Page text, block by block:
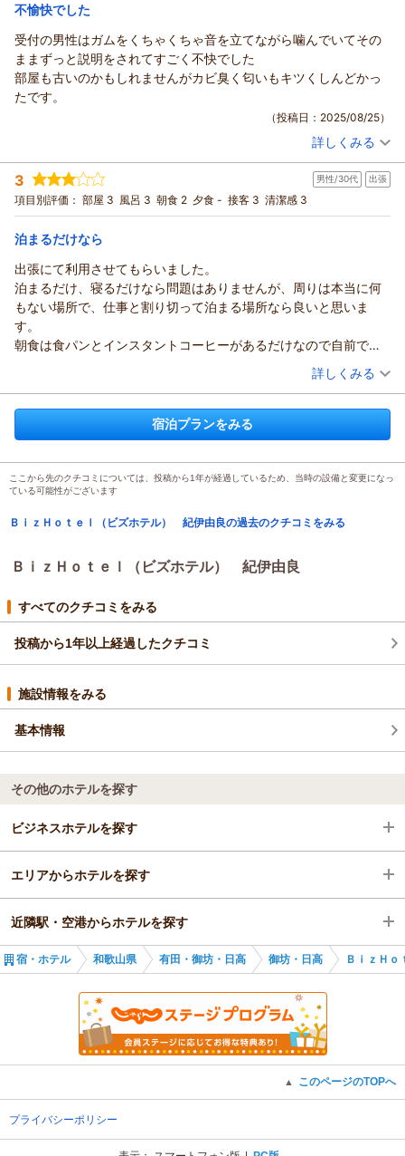
Biz Hotel 紀伊由良をご利用いただきましてありがとうございま
した。
ご感想をご投稿いただきましたこと御礼申し上げます。
今後も快適にご利用頂けるように努めて参ります。
またのご利用を従業員一同、心よりお待ち申し上げておりま
Biz Hotel 紀伊由良 田渕
（返信日：2025/09/02）
不愉快でした
受付の男性はガムをくちゃくちゃ音を立てながら噛んでいてその
ままずっと説明をされてすごく不快でした
部屋も古いのかもしれませんがカビ臭く匂いもキツくしんどかっ
たです。
（投稿日：2025/08/25）
投稿者： アヤさん(女性/40代)
宿泊プラン： 【１４日前】早期申込みでお得！早割１４プラン♪（無料軽朝
食サービス）
ツイン 朝のみ
宿泊価格帯： 3,001～4,000円(大人一人あたり/税込)
この度は、Biz Hotel紀伊由良をご利用頂きまして、誠にあり
がとうございます。
貴重なご意見ご投稿いただきましたこと御礼申し上げます。失
礼な点があった事を申し訳なく思います。今後ともお客様に安
心、快適にご利用頂けるホテルになりますよう努めて参りま
Biz Hotel 紀伊由良 田渕
（返信日：2025/08/27）
詳しくみる
3 男性/30代 出張
項目別評価： 部屋 3 風呂 3 朝食 2 夕食 - 接客 3 清潔感 3
泊まるだけなら
出張にて利用させてもらいました。
泊まるだけ、寝るだけなら問題はありませんが、周りは本当に何
もない場所で、仕事と割り切って泊まる場所なら良いと思いま
す。
朝食は食パンとインスタントコーヒーがあるだけなので自前で用
（投稿日：2025/08/25）
宿泊時期： 2025年07月宿泊 (出張)
投稿者： たりほーさん(男性/30代)
【出張名人！クオカード3000円付】ビジネスサポートプラン
（軽朝食無料）
宿泊価格帯： 7,001～8,000円(大人一人あたり/税込)
Biz Hotel 紀伊由良をご利用いただきましてありがとうございま
ご感想をご投稿いただきましたこと御礼申し上げます。
またのご利用を従業員一同、心よりお待ち申し上げておりま
す。
Biz Hotel 紀伊由良 片山
（返信日：2025/08/26）
詳しくみる
宿泊プランをみる
ここから先のクチコミについては、投稿から1年が経過しているため、当時の設備と変更になっ
ている可能性がございます
ＢｉｚＨｏｔｅｌ（ビズホテル） 紀伊由良の過去のクチコミをみる
ＢｉｚＨｏｔｅｌ（ビズホテル） 紀伊由良
すべてのクチコミをみる
投稿から1年以上経過したクチコミ
施設情報をみる
基本情報
その他のホテルを探す
ビジネスホテルを探す
和歌山県
有田・御坊・日高
御坊・日高
紀伊由良駅
エリアからホテルを探す
和歌山県
有田・御坊・日高
御坊・日高
紀伊由良駅
近隣駅・空港からホテルを探す
紀伊由良駅
紀伊内原駅
御坊駅
宿・ホテル 和歌山県 有田・御坊・日高 御坊・日高 ＢｉｚＨ
▲ このページのTOPへ
プライバシーポリシー